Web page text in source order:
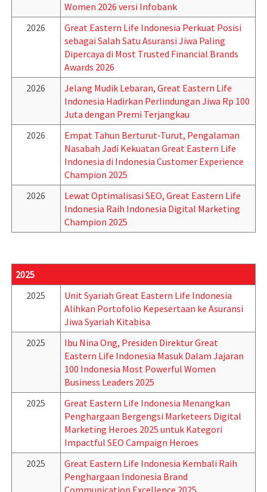
Women 2026 versi Infobank
2026
Great Eastern Life Indonesia Perkuat Posisi
sebagai Salah Satu Asuransi Jiwa Paling
Dipercaya di Most Trusted Financial Brands
Awards 2026
2026
Jelang Mudik Lebaran, Great Eastern Life
Indonesia Hadirkan Perlindungan Jiwa Rp 100
Juta dengan Premi Terjangkau
2026
Empat Tahun Berturut-Turut, Pengalaman
Nasabah Jadi Kekuatan Great Eastern Life
Indonesia di Indonesia Customer Experience
Champion 2025
2026
Lewat Optimalisasi SEO, Great Eastern Life
Indonesia Raih Indonesia Digital Marketing
Champion 2025
2025
2025
Unit Syariah Great Eastern Life Indonesia
Alihkan Portofolio Kepesertaan ke Asuransi
Jiwa Syariah Kitabisa
2025
Ibu Nina Ong, Presiden Direktur Great
Eastern Life Indonesia Masuk Dalam Jajaran
100 Indonesia Most Powerful Women
Business Leaders 2025
2025
Great Eastern Life Indonesia Menangkan
Penghargaan Bergengsi Marketeers Digital
Marketing Heroes 2025 untuk Kategori
Impactful SEO Campaign Heroes
2025
Great Eastern Life Indonesia Kembali Raih
Penghargaan Indonesia Brand
Communication Excellence 2025